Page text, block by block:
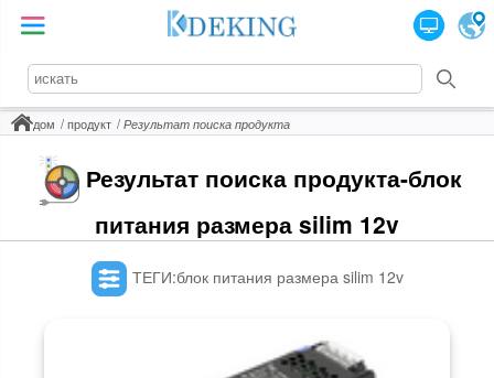
дом продукт Результат поиска продукта
Результат поиска продукта-блок
питания размера silim 12v
ТЕГИ:блок питания размера silim 12v